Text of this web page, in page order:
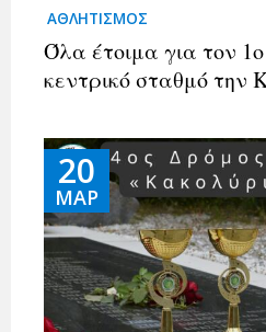
ΑΘΛΗΤΙΣΜΟΣ
Όλα έτοιμα για τον
κεντρικό σταθμό την
20
ΜΑΡ